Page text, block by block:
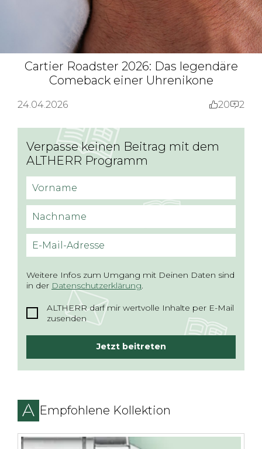
Cartier Roadster 2026: Das legendäre
Comeback einer Uhrenikone
24.04.2026 20 2
Verpasse keinen Beitrag mit dem
ALTHERR Programm
Vorname
Nachname
E-Mail-Adresse
Weitere Infos zum Umgang mit Deinen Daten sind
in der Datenschutzerklärung
ALTHERR darf mir wertvolle Inhalte per E-Mail
zusenden
Jetzt beitreten
Empfohlene Kollektion